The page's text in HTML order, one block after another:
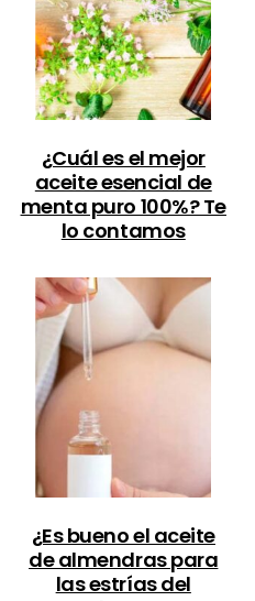
¿Cuál es el mejor
aceite esencial de
menta puro 100%? Te
lo contamos
¿Es bueno el aceite
de almendras para
las estrías del